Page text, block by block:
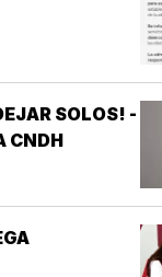
SOLOS! -
CNDH